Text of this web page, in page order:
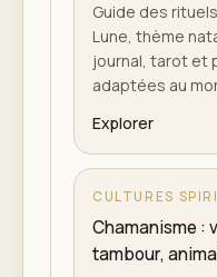
Guide des
Lune, thème
journal, tarot et
adaptées au
Explorer
CULTURES
Chamanisme :
tambour,